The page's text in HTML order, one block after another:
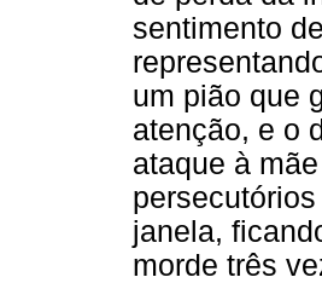
sentimento
um pião que
atenção, e o
ataque à
janela,
morde três